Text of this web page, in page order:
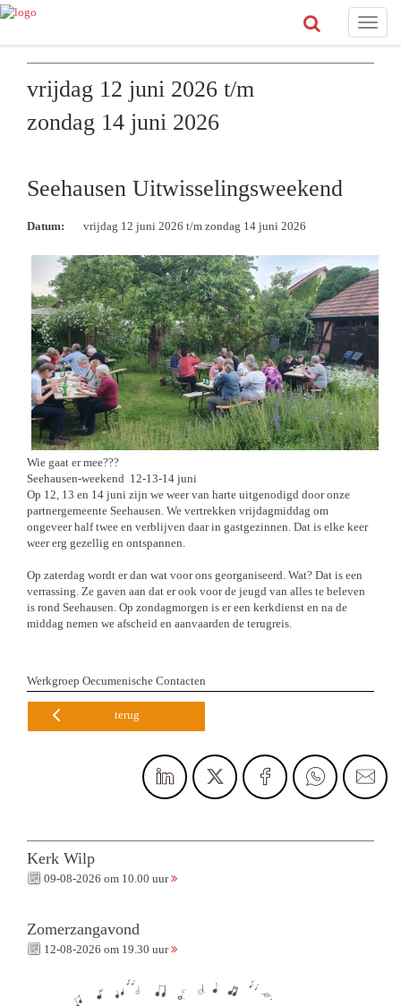
Toggle
vrijdag 12 juni 2026 t/m
zondag 14 juni 2026
Seehausen Uitwisselingsweekend
Datum: vrijdag 12 juni 2026 t/m zondag 14 juni 2026
Wie gaat er mee???
Seehausen-weekend 12-13-14 juni
Op 12, 13 en 14 juni zijn we weer van harte uitgenodigd door onze
partnergemeente Seehausen. We vertrekken vrijdagmiddag om
ongeveer half twee en verblijven daar in gastgezinnen. Dat is elke keer
weer erg gezellig en ontspannen.
Op zaterdag wordt er dan wat voor ons georganiseerd. Wat? Dat is een
verrassing. Ze gaven aan dat er ook voor de jeugd van alles te beleven
is rond Seehausen. Op zondagmorgen is er een kerkdienst en na de
middag nemen we afscheid en aanvaarden de terugreis.
Werkgroep Oecumenische Contacten
terug
Kerk Wilp
09-08-2026 om 10.00 uur
Zomerzangavond
12-08-2026 om 19.30 uur